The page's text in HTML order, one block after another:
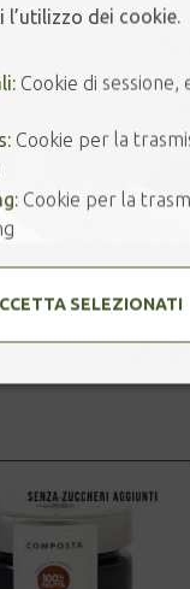
DI CIOCCOLATO
l’utilizzo dei cookie.
Cookie di
Cookie per la
Cookie per la
SELEZIONATI